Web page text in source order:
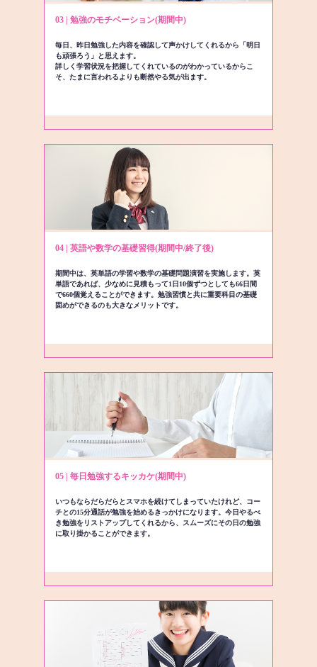
03 | 勉強のモチベーション(期間中)
毎日、昨日勉強した内容を確認して声かけしてくれるから「明日
も頑張ろう」と思えます。
詳しく学習状況を把握してくれているのがわかっているからこ
そ、たまに言われるよりも断然やる気が出ます。
04 | 英語や数学の基礎習得(期間中/終了後)
期間中は、英単語の学習や数学の基礎問題演習を実施します。英
単語であれば、少なめに見積もって1日10個ずつとしても66日間
で660個覚えることができます。勉強習慣と共に重要科目の基礎
固めができるのも大きなメリットです。
05 | 毎日勉強するキッカケ(期間中)
いつもならだらだらとスマホを続けてしまっていたけれど、コー
チとの15分通話が勉強を始めるきっかけになります。今日やるべ
き勉強をリストアップしてくれるから、スムーズにその日の勉強
に取り掛かることができます。